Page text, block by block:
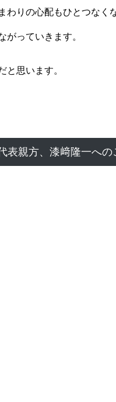
りの心配もひとつなく
っていきます。
と思います。
表親方、漆﨑隆一への